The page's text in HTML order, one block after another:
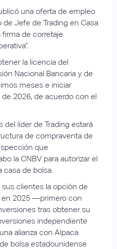
una oferta de empleo
Jefe de Trading en Casa
firma de corretaje
la licencia del
Nacional Bancaria y de
meses e iniciar
2026, de acuerdo con el
del líder de Trading estará
de compraventa de
que
la CNBV para autorizar el
casa de bolsa.
clientes la opción de
en 2025 —primero con
tras obtener su
independiente
alianza con Alpaca
bolsa estadounidense